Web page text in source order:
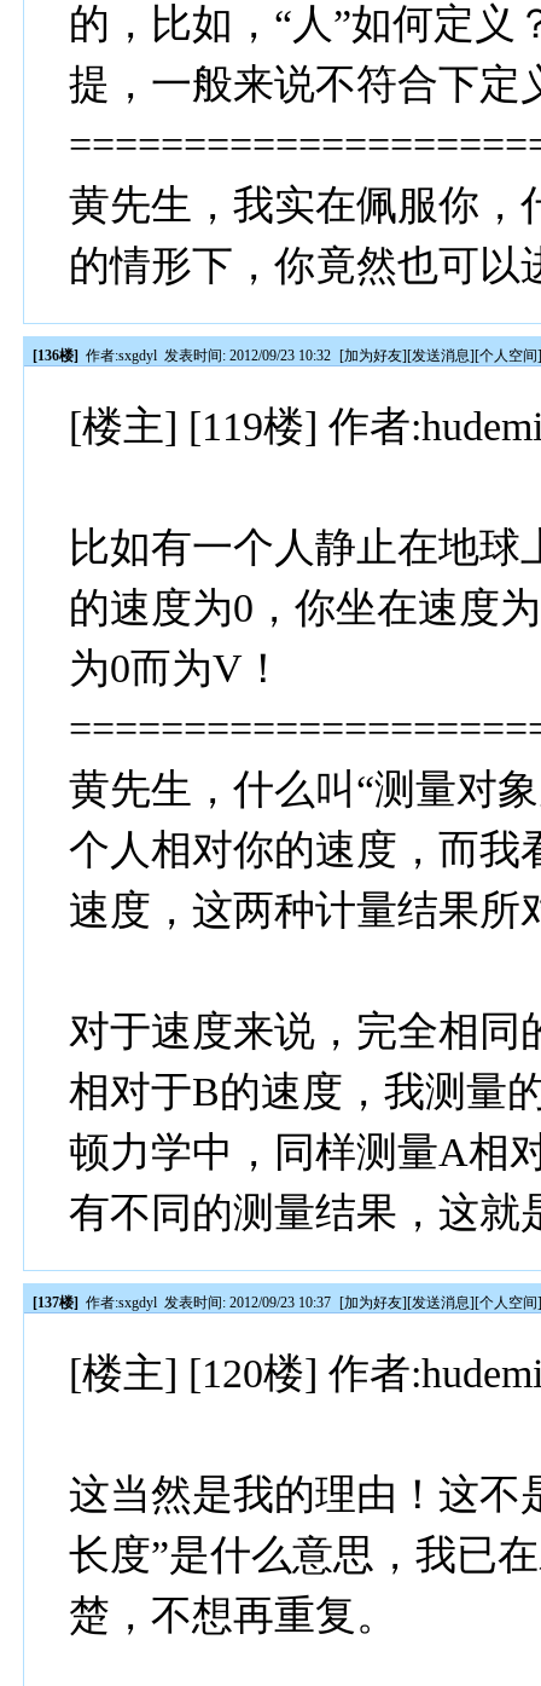
的，比如，“人”如何定
提，一般来说不符合下定
黄先生，我实在佩服你，
的情形下，你竟然也可以
[136楼] 作者:sxgdyl 发表时间: 2012/09/23 10:32 [加为好友][发送消息][个人空间
[楼主] [119楼] 作者
比如有一个人静止在地
的速度为0，你坐在速度
为0而为V！
黄先生，什么叫“测量对
个人相对你的速度，而我
速度，这两种计量结果所
对于速度来说，完全相
相对于B的速度，我测量
顿力学中，同样测量A相
有不同的测量结果，这就
[137楼] 作者:sxgdyl 发表时间: 2012/09/23 10:37 [加为好友][发送消息][个人空间
[楼主] [120楼] 作者
这当然是我的理由！这不
长度”是什么意思，我已
楚，不想再重复。